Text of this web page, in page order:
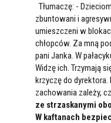
Tłumaczę: -
zbuntowani i
umieszczeni w
chłopców. Za mną
pani Janka. W
Widzę ich. Trzymają
krzyczę do
zachowania zależy,
ze strzaskanymi
W kaftanach